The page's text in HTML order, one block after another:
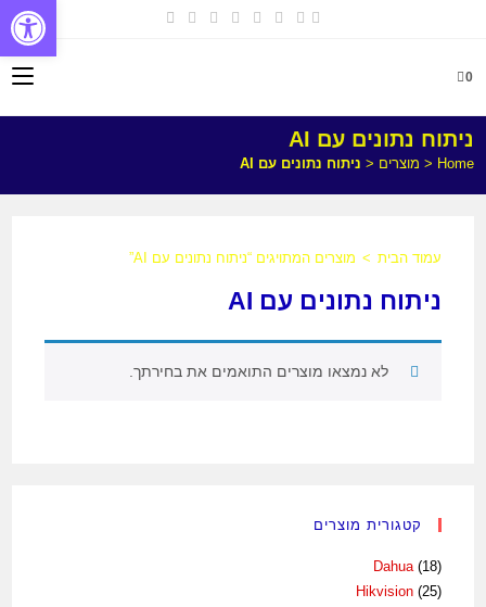
0
ניתוח נתונים עם AI
Home
< מוצרים < ניתוח נתונים עם AI
עמוד הבית > מוצרים המתויגים “ניתוח נתונים עם AI”
ניתוח נתונים עם AI
לא נמצאו מוצרים התואמים את בחירתך.
קטגורית מוצרים
Dahua (18)
Hikvision (25)